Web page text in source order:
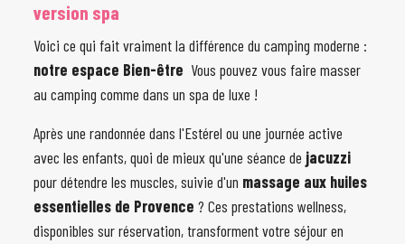
version spa
Voici ce qui fait vraiment la différence du camping moderne :
notre espace Bien-être Vous pouvez vous faire masser
au camping comme dans un spa de luxe !
Après une randonnée dans l'Estérel ou une journée active
avec les enfants, quoi de mieux qu'une séance de jacuzzi
pour détendre les muscles, suivie d'un massage aux huiles
essentielles de Provence ? Ces prestations wellness,
disponibles sur réservation, transforment votre séjour en